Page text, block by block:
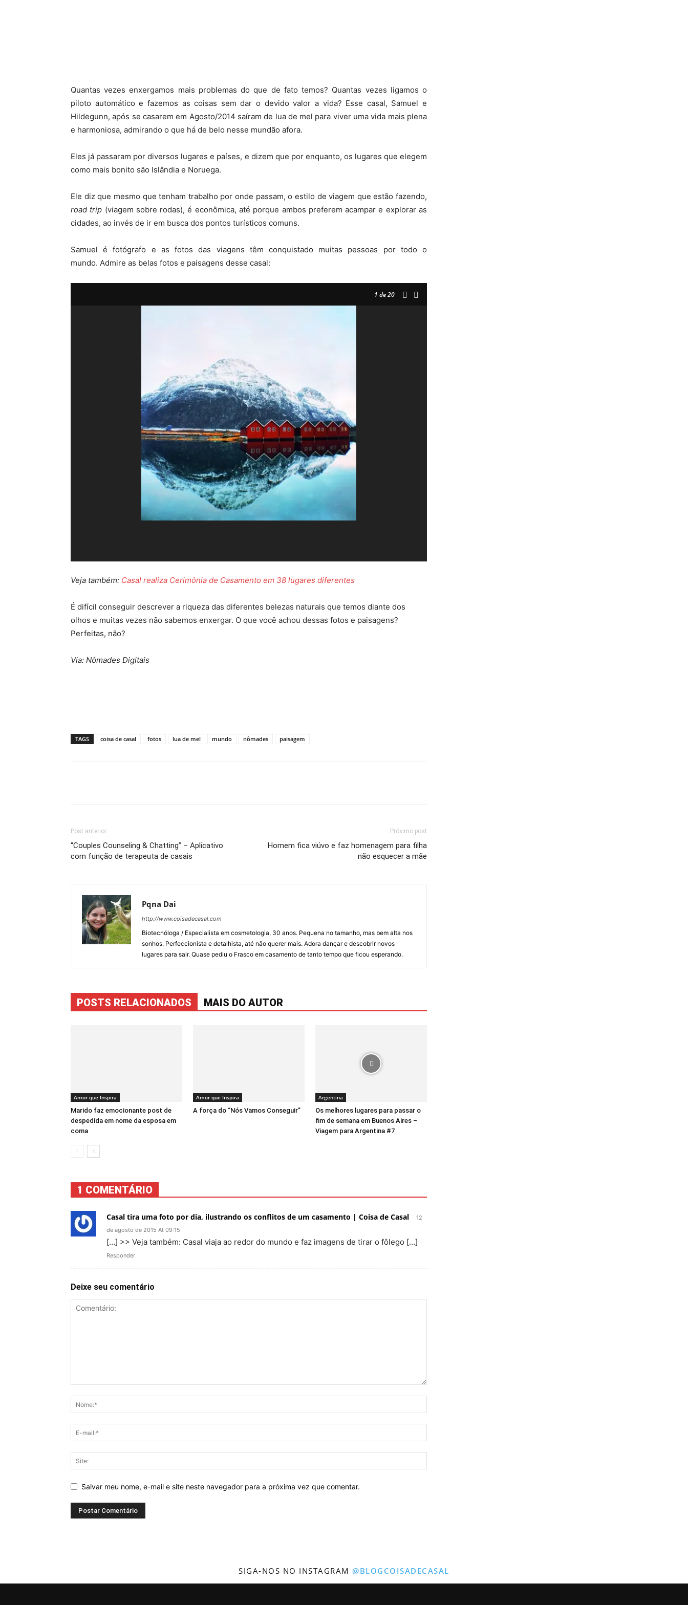
Quantas vezes enxergamos mais problemas do que de fato temos? Quantas vezes ligamos o
piloto automático e fazemos as coisas sem dar o devido valor a vida? Esse casal, Samuel e
Hildegunn, após se casarem em Agosto/2014 saíram de lua de mel para viver uma vida mais plena
e harmoniosa, admirando o que há de belo nesse mundão afora.
Eles já passaram por diversos lugares e países, e dizem que por enquanto, os lugares que elegem
como mais bonito são Islândia e Noruega.
Ele diz que mesmo que tenham trabalho por onde passam, o estilo de viagem que estão fazendo,
road trip (viagem sobre rodas), é econômica, até porque ambos preferem acampar e explorar as
cidades, ao invés de ir em busca dos pontos turísticos comuns.
Samuel é fotógrafo e as fotos das viagens têm conquistado muitas pessoas por todo o
mundo. Admire as belas fotos e paisagens desse casal:
1 de 20
Veja também: Casal realiza Cerimônia de Casamento em 38 lugares diferentes
É difícil conseguir descrever a riqueza das diferentes belezas naturais que temos diante dos
olhos e muitas vezes não sabemos enxergar. O que você achou dessas fotos e paisagens?
Perfeitas, não?
Via: Nômades Digitais
TAGS coisa de casal fotos lua de mel mundo nômades paisagem
Post anterior
“Couples Counseling & Chatting” – Aplicativo
com função de terapeuta de casais
Próximo post
Homem fica viúvo e faz homenagem para filha
não esquecer a mãe
Pqna Dai
http://www.coisadecasal.com
Biotecnóloga / Especialista em cosmetologia, 30 anos. Pequena no tamanho, mas bem alta nos
sonhos. Perfeccionista e detalhista, até não querer mais. Adora dançar e descobrir novos
lugares para sair. Quase pediu o Frasco em casamento de tanto tempo que ficou esperando.
POSTS RELACIONADOS MAIS DO AUTOR
Amor que Inspira
Marido faz emocionante post de
despedida em nome da esposa em
coma
Amor que Inspira
A força do “Nós Vamos Conseguir”
Argentina
Os melhores lugares para passar o
fim de semana em Buenos Aires –
Viagem para Argentina #7
1 COMENTÁRIO
Casal tira uma foto por dia, ilustrando os conflitos de um casamento | Coisa de Casal
12
de agosto de 2015 At 09:15
[…] >> Veja também: Casal viaja ao redor do mundo e faz imagens de tirar o fôlego […]
Responder
Deixe seu comentário
Salvar meu nome, e-mail e site neste navegador para a próxima vez que comentar.
SIGA-NOS NO INSTAGRAM@BLOGCOISADECASAL